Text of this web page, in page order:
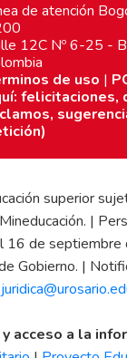
de atención
12C Nº 6-25 -
de uso |
felicitaciones,
superior
|
16 de
Gobierno. |
acceso a la